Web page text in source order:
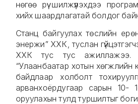
нөгөө рүү шилжүүлэхдээ
хийх шаардлагатай болдог
Станц байгуулах төслийн
энержи” ХХК, туслан
ХХК тус тус ажиллажээ.
“Улаанбаатар хотын
байдлаар холболт
арванхоёрдугаар сарын 10-
оруулахын тулд туршилтыг